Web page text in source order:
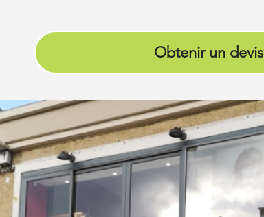
Obtenir un devis